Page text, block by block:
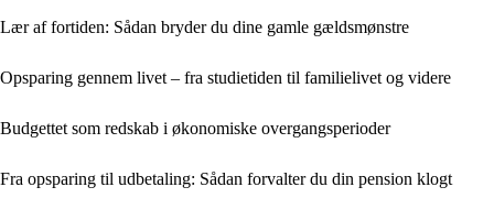
Lær af fortiden: Sådan bryder du dine gamle gældsmønstre
Opsparing gennem livet – fra studietiden til familielivet og videre
Budgettet som redskab i økonomiske overgangsperioder
Fra opsparing til udbetaling: Sådan forvalter du din pension klogt